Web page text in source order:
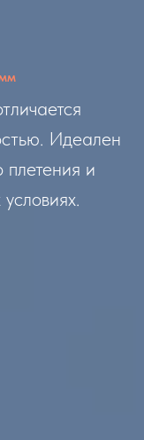
Идеален
плетения и